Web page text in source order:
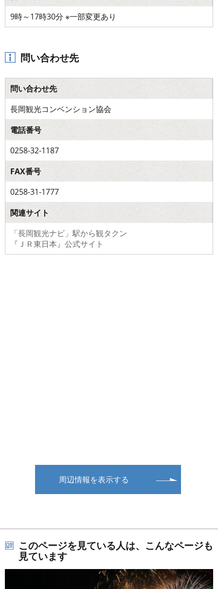
9時～17時30分 ※一部変更あり
問い合わせ先
問い合わせ先
長岡観光コンベンション協会
電話番号
0258-32-1187
FAX番号
0258-31-1777
関連サイト
「長岡観光ナビ」駅から観タクン
『ＪＲ東日本』公式サイト
周辺情報を表示する
このページを見ている人は、こんなページも
見ています